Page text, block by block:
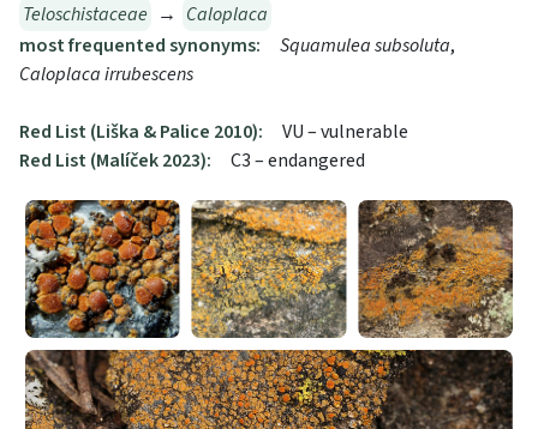
Teloschistaceae → Caloplaca
most frequented synonyms:
Squamulea subsoluta,
Caloplaca irrubescens
Red List (Liška & Palice 2010):
VU – vulnerable
Red List (Malíček 2023):
C3 – endangered